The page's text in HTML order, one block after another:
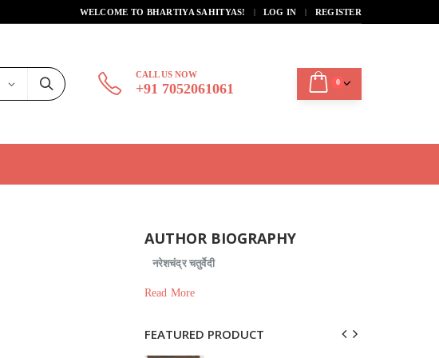
WELCOME TO BHARTIYA SAHITYAS! | LOG IN REGISTER
CALL US NOW
+91 7052061061 0
AUTHOR BIOGRAPHY
नरेशचंद्र चतुर्वेदी
Read More
FEATURED PRODUCT